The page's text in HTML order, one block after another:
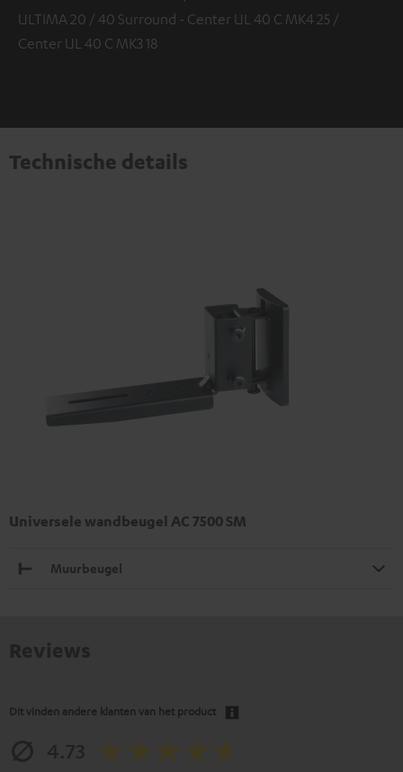
ULTIMA 20 / 40 Surround - Center UL 40 C MK4 25 /
Center UL 40 C MK3 18
Technische details
Universele wandbeugel AC 7500 SM
Muurbeugel
Dit vinden andere klanten van het product